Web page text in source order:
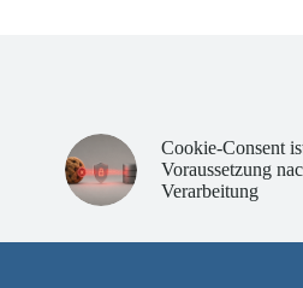
Cookie-Consent
Voraussetzung
Verarbeitung